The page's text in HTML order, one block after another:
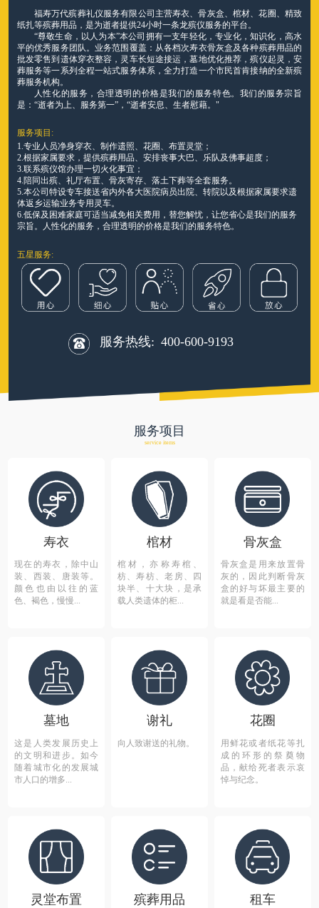
福寿万代殡葬礼仪服务有限公司主营寿衣、骨灰盒、棺材、花圈、精致
纸扎等殡葬用品，是为逝者提供24小时一条龙殡仪服务的平台。
“尊敬生命，以人为本”本公司拥有一支年轻化，专业化，知识化，高水
平的优秀服务团队。业务范围覆盖：从各档次寿衣骨灰盒及各种殡葬用品的
批发零售到遗体穿衣整容，灵车长短途接运，墓地优化推荐，殡仪起灵，安
葬服务等一系列全程一站式服务体系，全力打造一个市民首肯接纳的全新殡
葬服务机构。
人性化的服务，合理透明的价格是我们的服务特色。我们的服务宗旨
是：“逝者为上、服务第一”，“逝者安息、生者慰藉。"
服务项目:
1.专业人员净身穿衣、制作遗照、花圈、布置灵堂；
2.根据家属要求，提供殡葬用品、安排丧事大巴、乐队及佛事超度；
3.联系殡仪馆办理一切火化事宜；
4.陪同出殡、礼厅布置、骨灰寄存、落土下葬等全套服务。
5.本公司特设专车接送省内外各大医院病员出院、转院以及根据家属要求遗
体返乡运输业务专用灵车。
6.低保及困难家庭可适当减免相关费用，替您解忧，让您省心是我们的服务
宗旨。人性化的服务，合理透明的价格是我们的服务特色。
五星服务:
服务热线: 400-600-9193
服务项目
service items
寿衣
现在的寿衣，除中山
装、西装、唐装等。
颜色也由以往的蓝
色、褐色，慢慢...
棺材
棺材，亦称寿棺、
枋、寿枋、老房、四
块半、十大块，是承
载人类遗体的柜...
骨灰盒
骨灰盒是用来放置骨
灰的，因此判断骨灰
盒的好与坏最主要的
就是看是否能...
墓地
这是人类发展历史上
的文明和进步。如今
随着城市化的发展城
市人口的增多...
谢礼
向人致谢送的礼物。
花圈
用鲜花或者纸花等扎
成的环形的祭奠物
品，献给死者表示哀
悼与纪念。
灵堂布置 殡葬用品 租车